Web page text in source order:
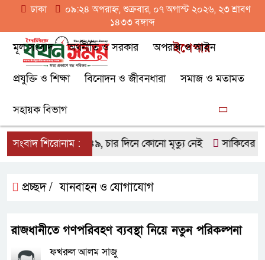
ঢাকা
০৯:২৪ অপরাহ্ন, শুক্রবার, ০৭ অগাস্ট ২০২৬, ২৩ শ্রাবণ
১৪৩৩ বঙ্গাব্দ
মূল সংবাদ অর্থনীতি ও সরকার অপরাধ ও আইন
প্রযুক্তি ও শিক্ষা বিনোদন ও জীবনধারা সমাজ ও মতামত
সহায়ক বিভাগ
ইপেপার
সংবাদ শিরোনাম :
নতুন আক্রান্ত ২৪৯, চার দিনে কোনো মৃত্যু নেই সাকিবের
প্রচ্ছদ / যানবাহন ও যোগাযোগ
রাজধানীতে গণপরিবহণ ব্যবস্থা নিয়ে নতুন পরিকল্পনা
ফখরুল আলম সাজু